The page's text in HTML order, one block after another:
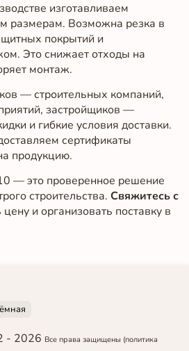
изготавливаем
размерам. Возможна резка в
покрытий и
Это снижает отходы на
монтаж.
— строительных компаний,
застройщиков —
и гибкие условия доставки.
сертификаты
продукцию.
— это проверенное решение
строительства. Свяжитесь с
и организовать поставку в
- 2026 Все права защищены (политика